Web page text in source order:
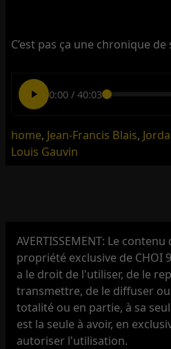
C’est pas ça une chronique
0:00/ 40:03
home, Jean-Francis Blais,
Louis Gauvin
AVERTISSEMENT: Le
propriété exclusive de CHOI
a le droit de l'utiliser, de le
transmettre, de le diffuser
totalité ou en partie, à sa
est la seule à avoir, en
autoriser l'utilisation.